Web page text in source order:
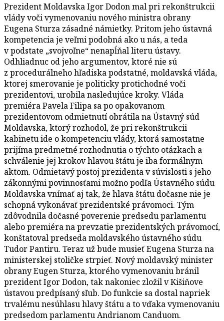
Prezident Moldavska Igor Dodon mal pri rekonštrukcii
vlády voči vymenovaniu nového ministra obrany
Eugena Sturza zásadné námietky. Pritom jeho ústavná
kompetencia je veľmi podobná ako u nás, a teda
v podstate „svojvoľne“ nenapĺňal literu ústavy.
Odhliadnuc od jeho argumentov, ktoré nie sú
z procedurálneho hľadiska podstatné, moldavská vláda,
ktorej smerovanie je politicky protichodné voči
prezidentovi, urobila nasledujúce kroky. Vláda
premiéra Pavela Filipa sa po opakovanom
prezidentovom odmietnutí obrátila na Ústavný súd
Moldavska, ktorý rozhodol, že pri rekonštrukcii
kabinetu ide o kompetenciu vlády, ktorá samostatne
prijíma predmetné rozhodnutia o týchto otázkach a
schválenie jej krokov hlavou štátu je iba formálnym
aktom. Odmietavý postoj prezidenta v súvislosti s jeho
zákonnými povinnosťami možno podľa Ústavného súdu
Moldavska vnímať aj tak, že hlava štátu dočasne nie je
schopná vykonávať prezidentské právomoci. Tým
zdôvodnila dočasné poverenie predsedu parlamentu
alebo premiéra na prevzatie prezidentských právomocí,
konštatoval predseda moldavského ústavného súdu
Tudor Pantiru. Teraz už bude musieť Eugena Sturza na
ministerskej stoličke strpieť. Nový moldavský minister
obrany Eugen Sturza, ktorého vymenovaniu bránil
prezident Igor Dodon, tak nakoniec zložil v Kišiňove
ústavou predpísaný sľub. Do funkcie sa dostal napriek
trvalému nesúhlasu hlavy štátu a to vďaka vymenovaniu
predsedom parlamentu Andrianom Canduom.